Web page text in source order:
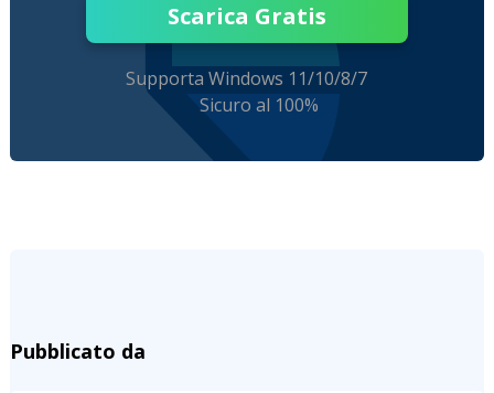
Scarica Gratis
Supporta Windows 11/10/8/7
Sicuro al 100%
Pubblicato da